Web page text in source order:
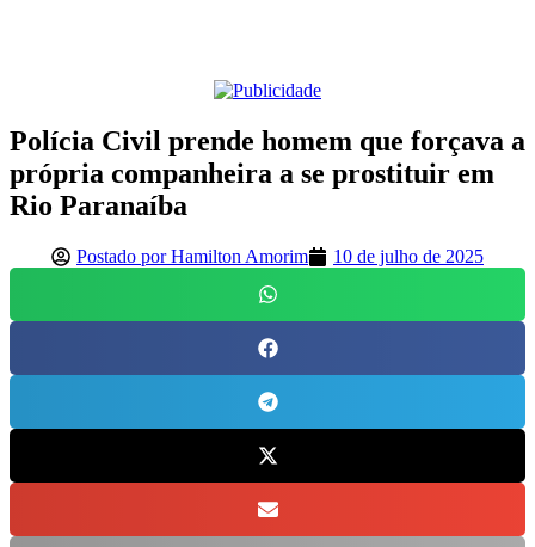
Polícia Civil prende homem que forçava a
própria companheira a se prostituir em
Rio Paranaíba
Postado porHamilton Amorim 10 de julho de 2025